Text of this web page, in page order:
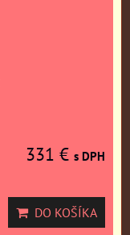
331 € s DPH
DO KOŠÍKA